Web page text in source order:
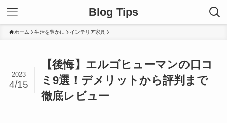
Blog Tips
ホーム 生活を豊かに インテリア家具
【後悔】エルゴヒューマンの口コ
ミ9選！デメリットから評判まで
徹底レビュー
2023
4/15